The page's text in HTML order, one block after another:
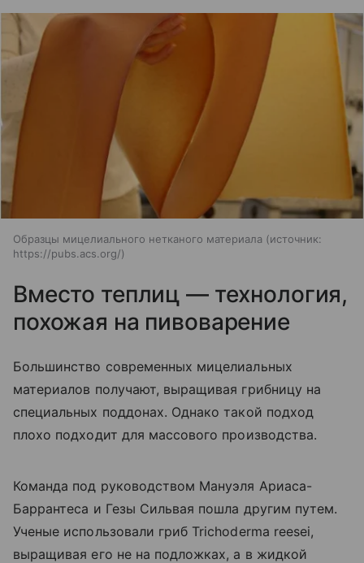
Образцы мицелиального нетканого материала
источник:
https://pubs.acs.org/
Вместо теплиц — технология,
похожая на пивоварение
Большинство современных мицелиальных
материалов получают, выращивая грибницу на
специальных поддонах. Однако такой подход
плохо подходит для массового производства.
Команда под руководством Мануэля Ариаса-
Баррантеса и Гезы Сильвая пошла другим путем.
Ученые использовали гриб Trichoderma reesei,
выращивая его не на подложках, а в жидкой